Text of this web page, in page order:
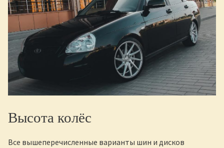
Высота колёс
Все вышеперечисленные варианты шин и дисков